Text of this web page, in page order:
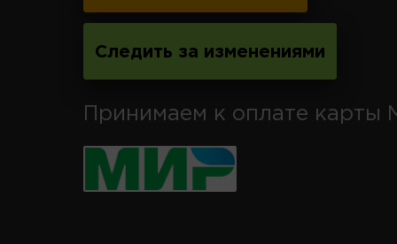
Следить за изменениями
Принимаем к оплате карты